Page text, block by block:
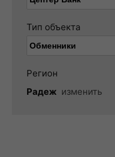
Тип объекта
Регион
Радеж изменить